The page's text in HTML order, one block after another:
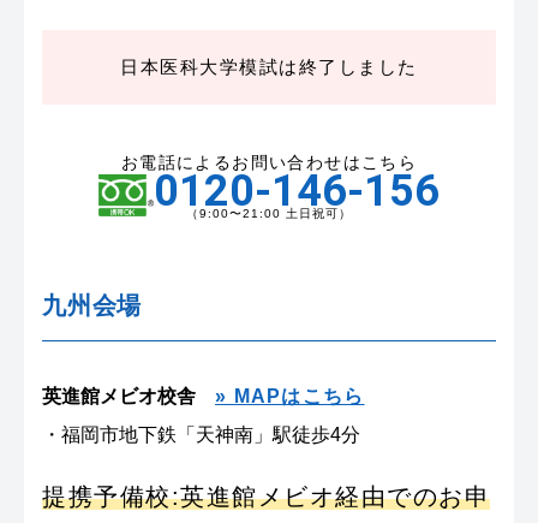
日本医科大学模試は終了しました
お電話によるお問い合わせはこちら
0120-146-156
（9:00〜21:00 土日祝可）
九州会場
英進館メビオ校舎
» MAPはこちら
・福岡市地下鉄「天神南」駅徒歩4分
提携予備校:英進館メビオ経由でのお申